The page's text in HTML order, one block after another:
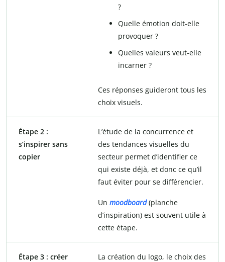
?
Quelle émotion doit-elle
provoquer ?
Quelles valeurs veut-elle
incarner ?
Ces réponses guideront tous les
choix visuels.
Étape 2 :
s’inspirer sans
copier
L’étude de la concurrence et
des tendances visuelles du
secteur permet d’identifier ce
qui existe déjà, et donc ce qu’il
faut éviter pour se différencier.
Un moodboard (planche
d’inspiration) est souvent utile à
cette étape.
Étape 3 : créer
La création du logo, le choix des